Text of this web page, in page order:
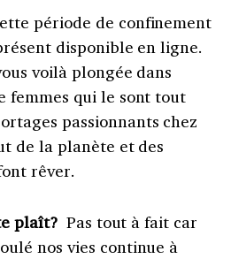
période de confinement
disponible en ligne.
voilà plongée dans
femmes qui le sont tout
passionnants chez
de la planète et des
rêver.
plaît? Pas tout à fait car
nos vies continue à